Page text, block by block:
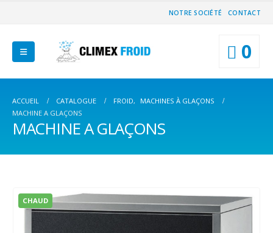
NOTRE SOCIÉTÉ CONTACT
0
ACCUEIL CATALOGUE FROID,
MACHINES À GLAÇONS
MACHINE A GLAÇONS
MACHINE A GLAÇONS
CHAUD